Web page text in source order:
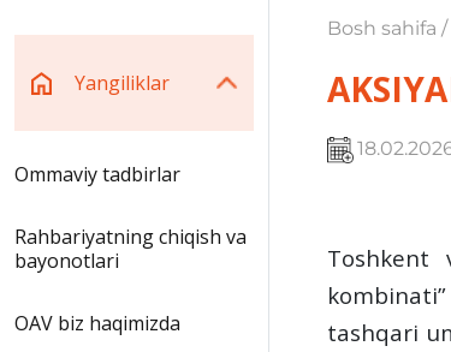
Yangiliklar
Ommaviy tadbirlar
Rahbariyatning chiqish va
bayonotlari
OAV biz haqimizda
Bosh sahifa
Toshkent
tashqari